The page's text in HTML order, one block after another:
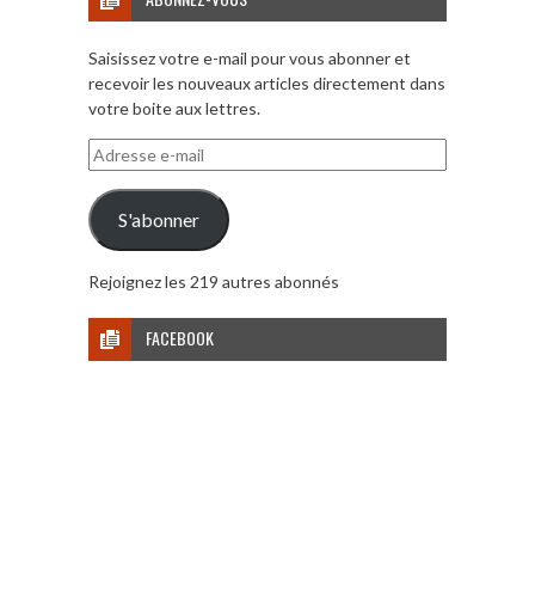
Saisissez votre e-mail pour vous abonner et
recevoir les nouveaux articles directement dans
votre boite aux lettres.
Adresse
e-
mail
S'abonner
Rejoignez les 219 autres abonnés
FACEBOOK